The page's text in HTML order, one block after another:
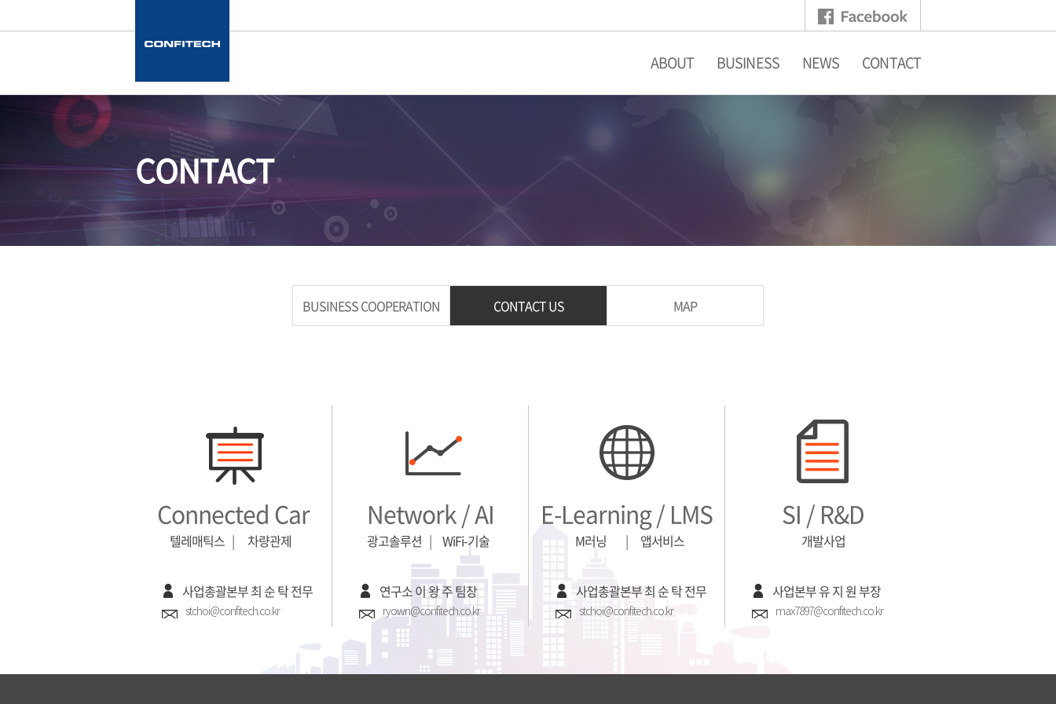
ABOUT BUSINESS NEWS CONTACT
CONTACT
BUSINESS COOPERATION CONTACT US MAP
Connected Car
텔레매틱스 | 차량관제
사업총괄본부 최 순 탁 전무
stchoi@confitech.co.kr
Network / AI
광고솔루션 | WiFi-기술
연구소 이 왕 주 팀장
ryown@confitech.co.kr
E-Learning / LMS
M러닝 | 앱서비스
사업총괄본부 최 순 탁 전무
stchoi@confitech.co.kr
SI / R&D
개발사업
사업본부 유 지 원 부장
max7897@confitech.co.kr